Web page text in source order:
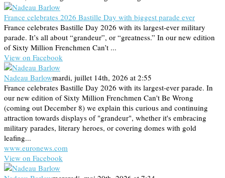
France celebrates 2026 Bastille Day with biggest parade ever
France celebrates Bastille Day 2026 with its largest-ever military
parade. It’s all about “grandeur”, or “greatness.” In our new edition
of Sixty Million Frenchmen Can’t ...
View on Facebook
Nadeau Barlowmardi, juillet 14th, 2026 at 2:55
France celebrates Bastille Day 2026 with its largest-ever parade. In
our new edition of Sixty Million Frenchmen Can't Be Wrong
(coming out December 8) we explain this curious and continuing
attraction towards displays of "grandeur", whether it's embracing
military parades, literary heroes, or covering domes with gold
leafing...
www.euronews.com
View on Facebook